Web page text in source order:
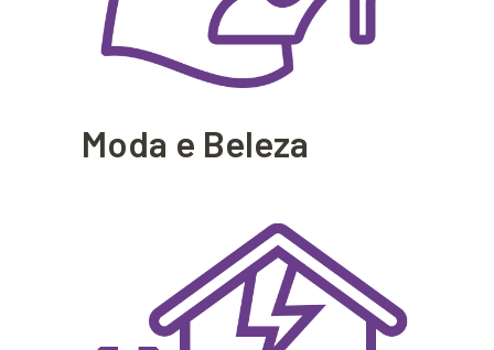
Moda e Beleza